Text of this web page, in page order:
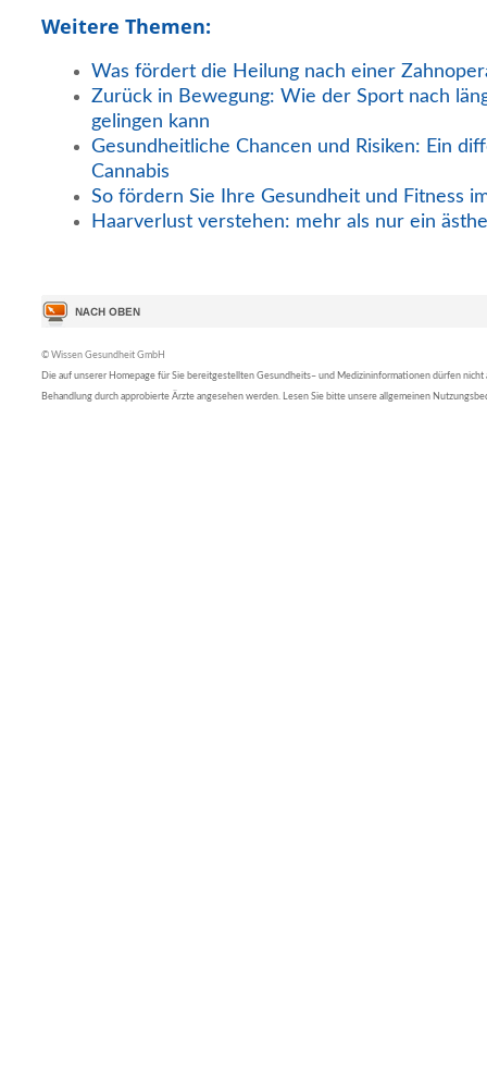
Weitere Themen:
Was fördert die Heilung nach einer
Zurück in Bewegung: Wie der Sport nach
gelingen kann
Gesundheitliche Chancen und Risiken: Ein
Cannabis
So fördern Sie Ihre Gesundheit und Fitness
Haarverlust verstehen: mehr als nur ein
© Wissen Gesundheit GmbH
Die auf unserer Homepage für Sie bereitgestellten Gesundheits– und Medizininformationen dürfen nicht
Behandlung durch approbierte Ärzte angesehen werden. Lesen Sie bitte unsere allgemeinen